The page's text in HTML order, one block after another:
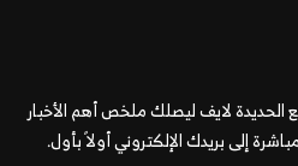
الحديدة لايف ليصلك ملخص أهم الأخبار
إلى بريدك الإلكتروني أولاً بأول.